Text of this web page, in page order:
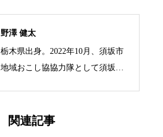
野澤 健太
栃木県出身。2022年10月、須坂市
地域おこし協協力隊として須坂市
峰の原高原を拠点に、生ハムブラ
関連記事